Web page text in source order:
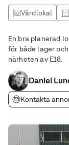
Vårdlokal
En bra planerad
för både lager
närheten av E18.
Daniel
Kontakta